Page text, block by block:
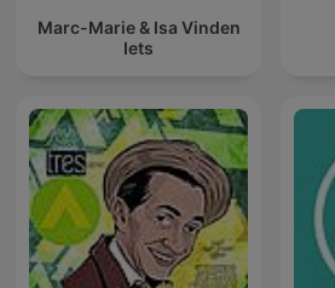
Marc-Marie & Isa Vinden
Iets